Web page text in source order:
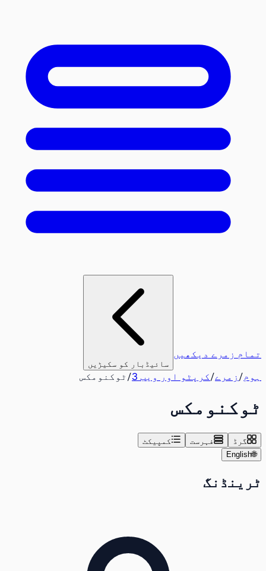
تمام زمرے دیکھیں
سائیڈبار کو سکیڑیں
ہوم /زمرے/کرپٹو اور ویب 3 /ٹوکنومکس
ٹوکنومکس
گرڈ فہرست کمپیکٹ
🌐
English
ٹرینڈنگ